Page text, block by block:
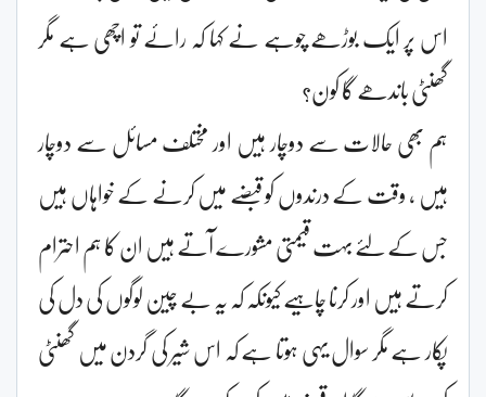
اس پر ایک بوڑھے چوہے نے کہا کہ رائے تو اچھی ہے مگر
گھنٹی باندھے گا کون؟
ہم بھی حالات سے دوچار ہیں اور مختلف مسائل سے دوچار
ہیں ، وقت کے درندوں کو قبضے میں کرنے کے خواہاں ہیں
جس کے لئے بہت قیمتی مشورے آتے ہیں ان کا ہم احترام
کرتے ہیں اور کرنا چاہیے کیونکہ کہ یہ بے چین لوگوں کی دل کی
پکار ہے مگر سوال یہی ہوتا ہے کہ اس شیر کی گردن میں گھنٹی